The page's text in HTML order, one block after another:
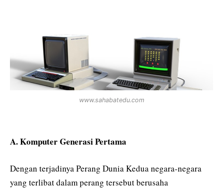
www.sahabatedu.com
A. Komputer Generasi Pertama
Dengan terjadinya Perang Dunia Kedua negara-negara
yang terlibat dalam perang tersebut berusaha